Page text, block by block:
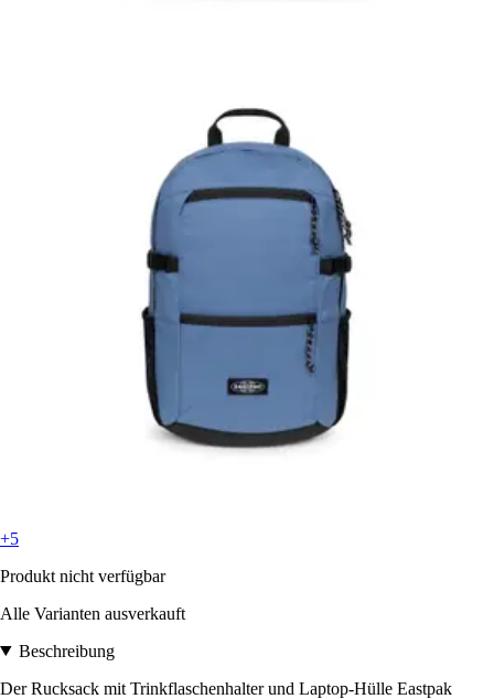
+5
Produkt nicht verfügbar
Alle Varianten ausverkauft
Beschreibung
Der Rucksack mit Trinkflaschenhalter und Laptop-Hülle Eastpak